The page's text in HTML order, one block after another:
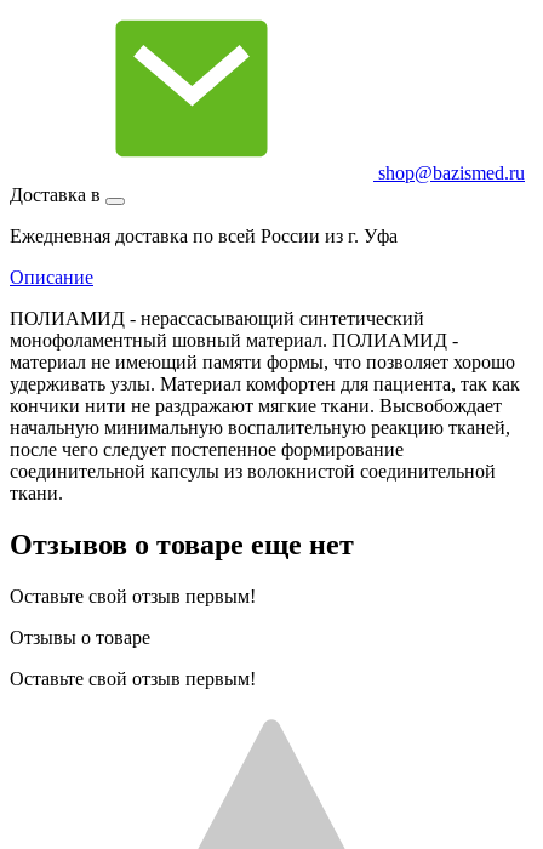
shop@bazismed.ru
Доставка в
Ежедневная доставка по всей России из г. Уфа
Описание
ПОЛИАМИД - нерассасывающий синтетический
монофоламентный шовный материал. ПОЛИАМИД -
материал не имеющий памяти формы, что позволяет хорошо
удерживать узлы. Материал комфортен для пациента, так как
кончики нити не раздражают мягкие ткани. Высвобождает
начальную минимальную воспалительную реакцию тканей,
после чего следует постепенное формирование
соединительной капсулы из волокнистой соединительной
ткани.
Отзывов о товаре еще нет
Оставьте свой отзыв первым!
Отзывы о товаре
Оставьте свой отзыв первым!